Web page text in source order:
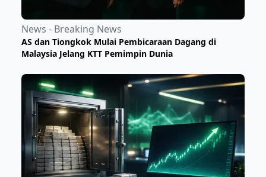
News - Breaking News
AS dan Tiongkok Mulai Pembicaraan Dagang di
Malaysia Jelang KTT Pemimpin Dunia